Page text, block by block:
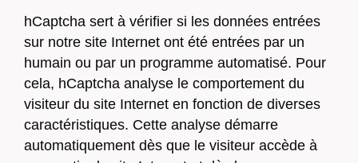
hCaptcha sert à vérifier si les données entrées
sur notre site Internet ont été entrées par un
humain ou par un programme automatisé. Pour
cela, hCaptcha analyse le comportement du
visiteur du site Internet en fonction de diverses
caractéristiques. Cette analyse démarre
automatiquement dès que le visiteur accède à